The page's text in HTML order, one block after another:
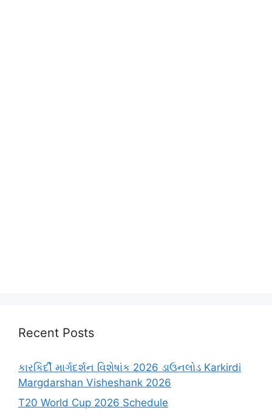
Recent Posts
કારકિર્દી માર્ગદર્શન વિશેષાંક 2026 ડાઉનલોડ Karkirdi
Margdarshan Visheshank 2026
T20 World Cup 2026 Schedule